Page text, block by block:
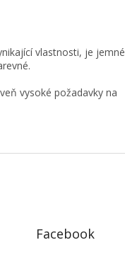
vlastnosti, je jemné
vysoké požadavky na
Facebook